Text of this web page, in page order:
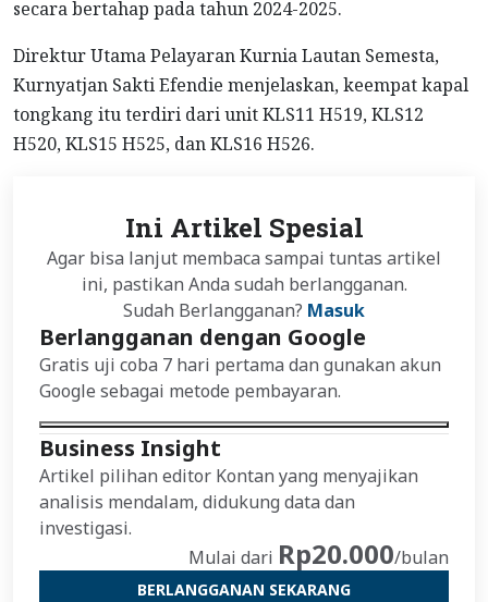
secara bertahap pada tahun 2024-2025.
Direktur Utama Pelayaran Kurnia Lautan Semesta,
Kurnyatjan Sakti Efendie menjelaskan, keempat kapal
tongkang itu terdiri dari unit KLS11 H519, KLS12
H520, KLS15 H525, dan KLS16 H526.
Ini Artikel Spesial
Agar bisa lanjut membaca sampai tuntas artikel
ini, pastikan Anda sudah berlangganan.
Sudah Berlangganan? Masuk
Berlangganan dengan Google
Gratis uji coba 7 hari pertama dan gunakan akun
Google sebagai metode pembayaran.
Business Insight
Artikel pilihan editor Kontan yang menyajikan
analisis mendalam, didukung data dan
investigasi.
Mulai dari Rp20.000/bulan
BERLANGGANAN SEKARANG